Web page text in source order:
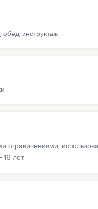
инструктаж
ограничениями,
лет.